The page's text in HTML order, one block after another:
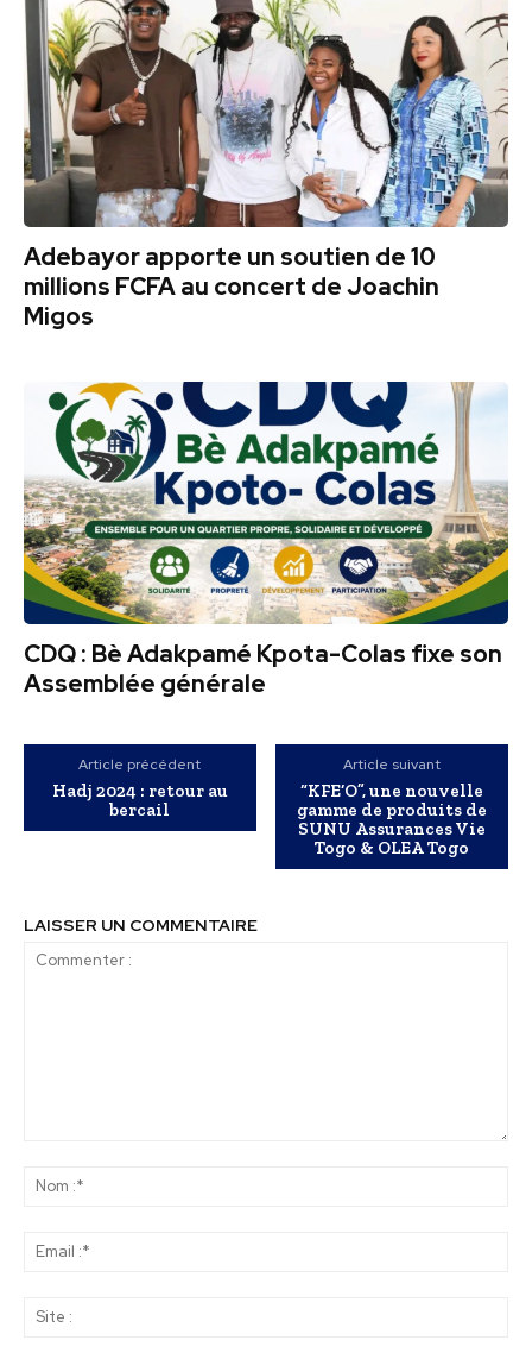
Adebayor apporte un soutien de 10
millions FCFA au concert de Joachin
Migos
CDQ : Bè Adakpamé Kpota-Colas fixe son
Assemblée générale
Article précédent
Hadj 2024 : retour au
bercail
Article suivant
“KFE’O”, une nouvelle
gamme de produits de
SUNU Assurances Vie
Togo & OLEA Togo
LAISSER UN COMMENTAIRE